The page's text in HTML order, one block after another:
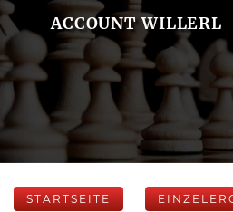
ACCOUNT WILLERL
STARTSEITE